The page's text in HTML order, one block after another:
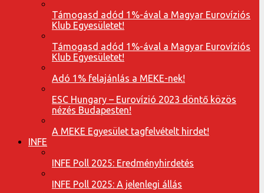
Támogasd adód 1%-ával a Magyar Eurovíziós
Klub Egyesületet!
Támogasd adód 1%-ával a Magyar Eurovíziós
Klub Egyesületet!
Adó 1% felajánlás a MEKE-nek!
ESC Hungary – Eurovízió 2023 döntő közös
nézés Budapesten!
A MEKE Egyesület tagfelvételt hirdet!
INFE
INFE Poll 2025: Eredményhirdetés
INFE Poll 2025: A jelenlegi állás